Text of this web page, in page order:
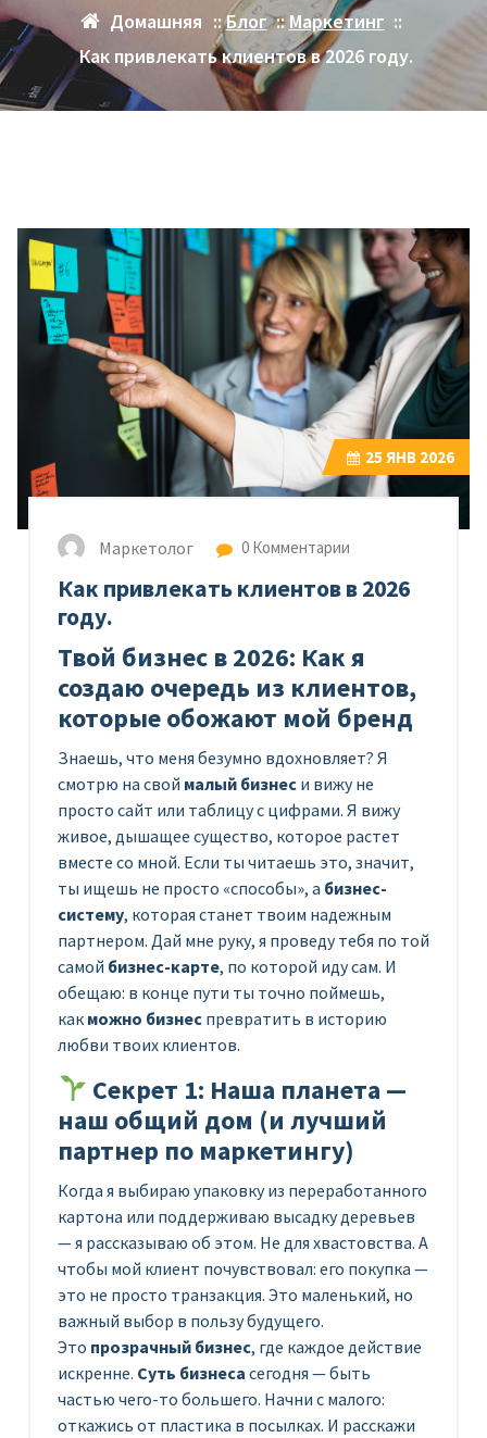
Домашняя ::Блог::Маркетинг ::
Как привлекать клиентов в 2026 году.
25 ЯНВ 2026
Маркетолог 0 Комментарии
Как привлекать клиентов в 2026
году.
Твой бизнес в 2026: Как я
создаю очередь из клиентов,
которые обожают мой бренд
Знаешь, что меня безумно вдохновляет? Я
смотрю на свой малый бизнес и вижу не
просто сайт или таблицу с цифрами. Я вижу
живое, дышащее существо, которое растет
вместе со мной. Если ты читаешь это, значит,
ты ищешь не просто «способы», а бизнес-
систему, которая станет твоим надежным
партнером. Дай мне руку, я проведу тебя по той
самой бизнес-карте, по которой иду сам. И
обещаю: в конце пути ты точно поймешь,
как можно бизнес превратить в историю
любви твоих клиентов.
Секрет 1: Наша планета —
наш общий дом (и лучший
партнер по маркетингу)
Когда я выбираю упаковку из переработанного
картона или поддерживаю высадку деревьев
— я рассказываю об этом. Не для хвастовства. А
чтобы мой клиент почувствовал: его покупка —
это не просто транзакция. Это маленький, но
важный выбор в пользу будущего.
Это прозрачный бизнес, где каждое действие
искренне. Суть бизнеса сегодня — быть
частью чего-то большего. Начни с малого:
откажись от пластика в посылках. И расскажи